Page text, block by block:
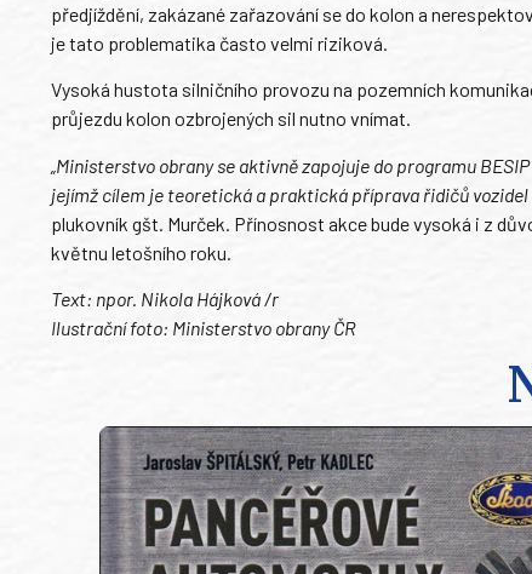
předjíždění, zakázané zařazování se do kolon a
je tato problematika často velmi riziková.
Vysoká hustota silničního provozu na pozemních
průjezdu kolon ozbrojených sil nutno vnímat.
„Ministerstvo obrany se aktivně zapojuje do programu
jejímž cílem je teoretická a praktická příprava řidičů vozidel
plukovník gšt. Murček. Přínosnost akce bude vysoká i z
květnu letošního roku.
Text: npor. Nikola Hájková /r
Ilustrační foto: Ministerstvo obrany ČR